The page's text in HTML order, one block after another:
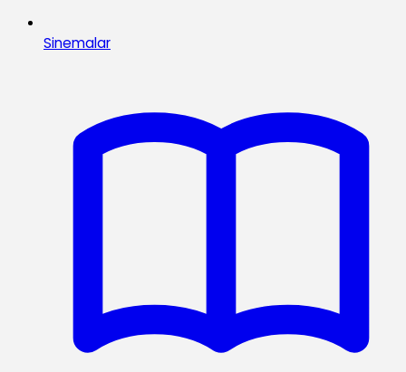
Sinemalar